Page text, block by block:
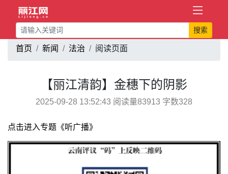
搜索
首页 新闻 法治 阅读页面
【丽江清韵】金穗下的阴影
2025-09-28 13:52:43 阅读量83913 字数328
点击进入专题《听广播》